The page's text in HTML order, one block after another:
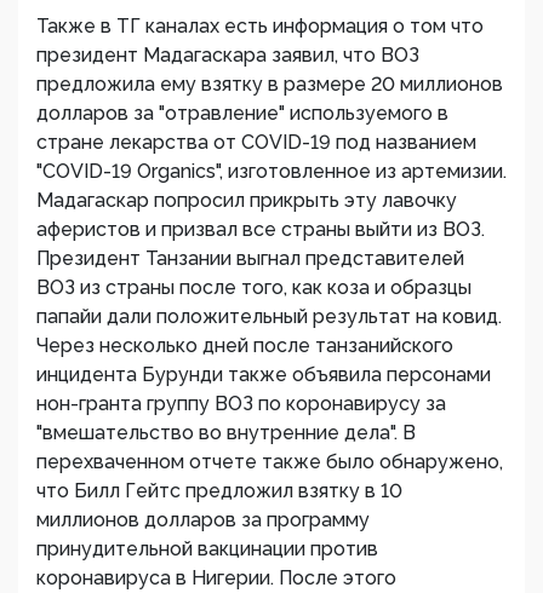
Также в ТГ каналах есть информация о том что
президент Мадагаскара заявил, что ВОЗ
предложила ему взятку в размере 20 миллионов
долларов за "отравление" используемого в
стране лекарства от COVID-19 под названием
"COVID-19 Organics", изготовленное из артемизии.
Мадагаскар попросил прикрыть эту лавочку
аферистов и призвал все страны выйти из ВОЗ.
Президент Танзании выгнал представителей
ВОЗ из страны после того, как коза и образцы
папайи дали положительный результат на ковид.
Через несколько дней после танзанийского
инцидента Бурунди также объявила персонами
нон-гранта группу ВОЗ по коронавирусу за
"вмешательство во внутренние дела". В
перехваченном отчете также было обнаружено,
что Билл Гейтс предложил взятку в 10
миллионов долларов за программу
принудительной вакцинации против
коронавируса в Нигерии. После этого